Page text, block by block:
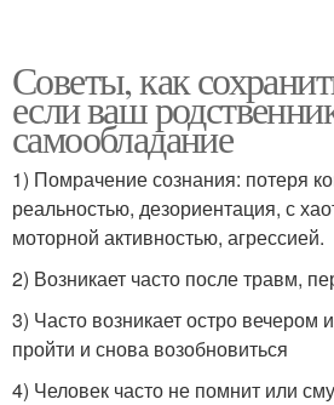
Советы, как
если ваш
самообладание
1) Помрачение сознания: потеря
реальностью, дезориентация, с
моторной активностью, агрессией.
2) Возникает часто после травм,
3) Часто возникает остро вечером
пройти и снова возобновиться
4) Человек часто не помнит или